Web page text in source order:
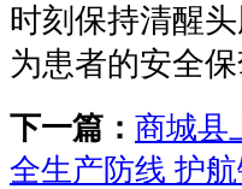
时刻保持清醒
为患者的安全保
下一篇： 商城县
全生产防线 护